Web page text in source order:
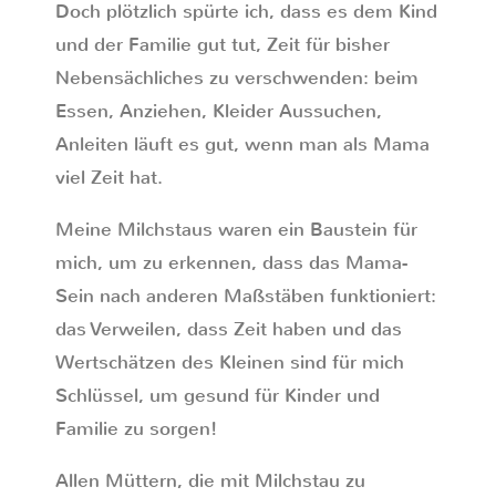
Doch plötzlich spürte ich, dass es dem Kind
und der Familie gut tut, Zeit für bisher
Nebensächliches zu verschwenden: beim
Essen, Anziehen, Kleider Aussuchen,
Anleiten läuft es gut, wenn man als Mama
viel Zeit hat.
Meine Milchstaus waren ein Baustein für
mich, um zu erkennen, dass das Mama-
Sein nach anderen Maßstäben funktioniert:
das Verweilen, dass Zeit haben und das
Wertschätzen des Kleinen sind für mich
Schlüssel, um gesund für Kinder und
Familie zu sorgen!
Allen Müttern, die mit Milchstau zu